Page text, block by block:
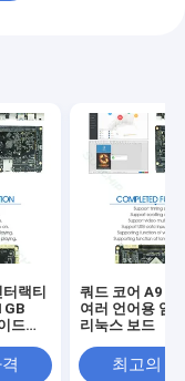
랙티
드
쿼드 코어 A9 인
여러 언어용 임
리눅스 보드
최고의